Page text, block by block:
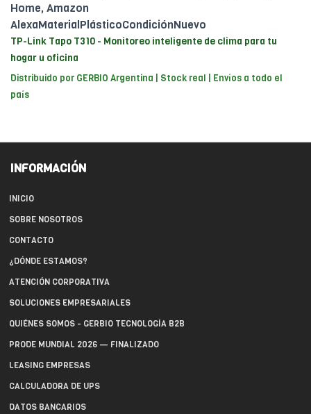
Home, Amazon
AlexaMaterialPlásticoCondiciónNuevo
TP-Link Tapo T310 - Monitoreo inteligente de clima para tu
hogar u oficina
Distribuido por GERBIO Argentina | Stock real | Envíos a todo el
país
INFORMACIÓN
INICIO
SOBRE NOSOTROS
CONTACTO
¿DÓNDE ESTAMOS?
ATENCIÓN CORPORATIVA
SOLUCIONES EMPRESARIALES
QUIÉNES SOMOS - GERBIO TECNOLOGÍA B2B
PRODE MUNDIAL 2026 — FINALIZADO
LEASING EMPRESAS
CALCULADORA DE UPS
DATOS BANCARIOS